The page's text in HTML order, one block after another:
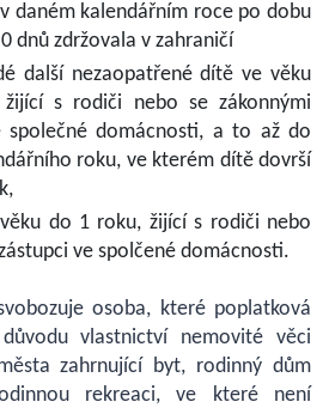
daném kalendářním roce po dobu
dnů zdržovala v zahraničí
další nezaopatřené dítě ve věku
s rodiči nebo se zákonnými
společné domácnosti, a to až do
roku, ve kterém dítě dovrší
do 1 roku, žijící s rodiči nebo
ve spolčené domácnosti.
osoba, které poplatková
vlastnictví nemovité věci
zahrnující byt, rodinný dům
rekreaci, ve které není